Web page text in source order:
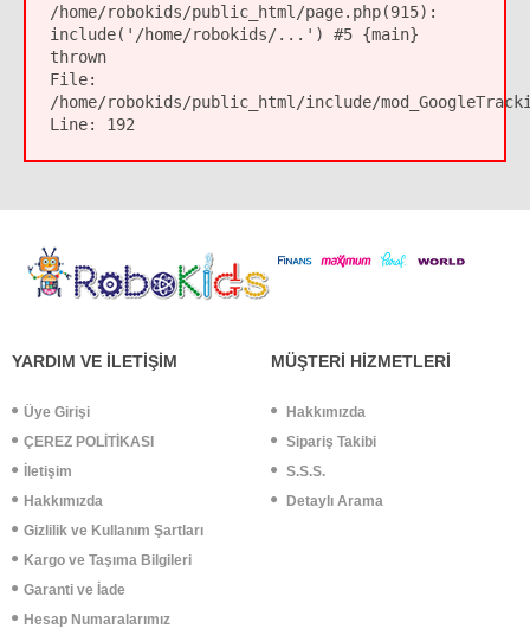
/home/robokids/public_html/page.php(915):
include('/home/robokids/...') #5 {main}
thrown
File:
/home/robokids/public_html/include/
Line:
192
YARDIM VE İLETİŞİM
Üye Girişi
ÇEREZ POLİTİKASI
İletişim
Hakkımızda
Gizlilik ve Kullanım Şartları
Kargo ve Taşıma Bilgileri
Garanti ve İade
Hesap Numaralarımız
MÜŞTERİ HİZMETLERİ
Hakkımızda
Sipariş Takibi
S.S.S.
Detaylı Arama